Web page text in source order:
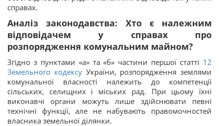
справах.
Аналіз законодавства: Хто є належним
відповідачем у справах про
розпорядження комунальним майном?
Згідно з пунктами «а» та «б» частини першої статті 12
Земельного кодексуУкраїни, розпорядження землями
комунальної власності належить до компетенції
сільських, селищних і міських рад. При цьому їхні
виконавчі органи можуть лише здійснювати певні
технічні функції, але не набувають правомочностей
власника земельної ділянки.